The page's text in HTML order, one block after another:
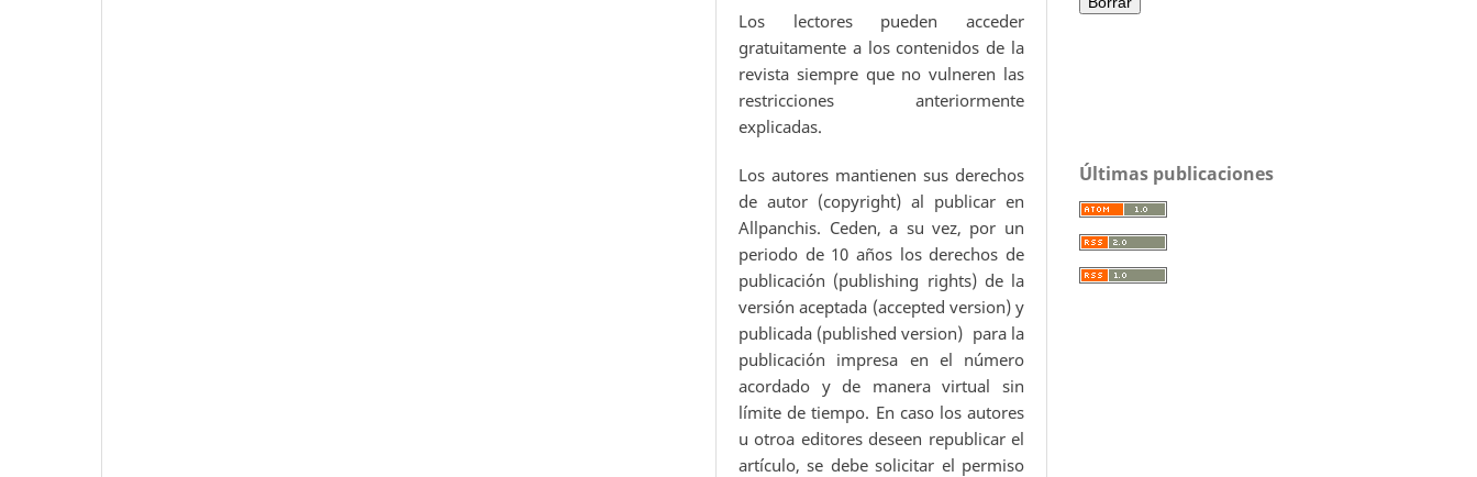
Los lectores pueden acceder
gratuitamente a los contenidos de la
revista siempre que no vulneren las
restricciones anteriormente
explicadas.
Los autores mantienen sus derechos
de autor (copyright) al publicar en
Allpanchis. Ceden, a su vez, por un
periodo de 10 años los derechos de
publicación (publishing rights) de la
versión aceptada (accepted version) y
publicada (published version) para la
publicación impresa en el número
acordado y de manera virtual sin
límite de tiempo. En caso los autores
u otroa editores deseen republicar el
artículo, se debe solicitar el permiso
Últimas publicaciones